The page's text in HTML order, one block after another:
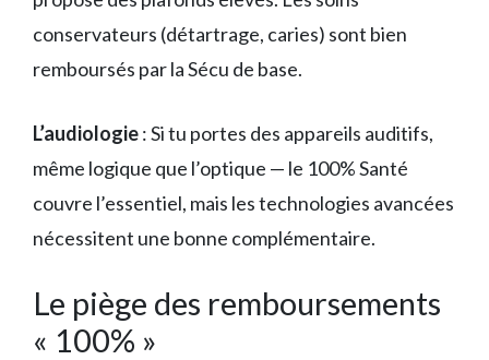
conservateurs (détartrage, caries) sont bien
remboursés par la Sécu de base.
L’audiologie: Si tu portes des appareils auditifs,
même logique que l’optique — le 100% Santé
couvre l’essentiel, mais les technologies avancées
nécessitent une bonne complémentaire.
Le piège des remboursements
« 100% »